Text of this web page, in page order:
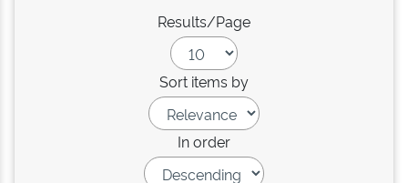
Results/Page
Sort items by
In order